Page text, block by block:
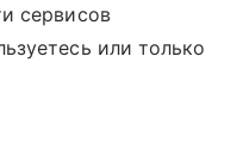
сервисов
или только